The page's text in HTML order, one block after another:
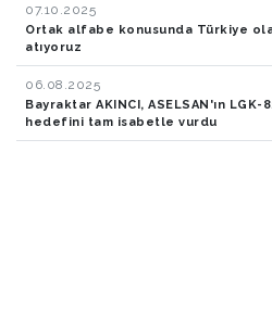
07.10.2025
Ortak alfabe konusunda Türkiye
atıyoruz
06.08.2025
Bayraktar AKINCI, ASELSAN'ın LGK-
hedefini tam isabetle vurdu